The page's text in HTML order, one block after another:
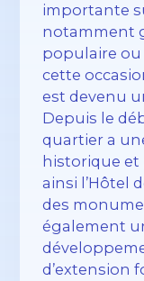
importante
notamment
populaire ou
cette
est devenu
Depuis le
quartier a
historique
ainsi l’Hôtel
des
également
d’extension